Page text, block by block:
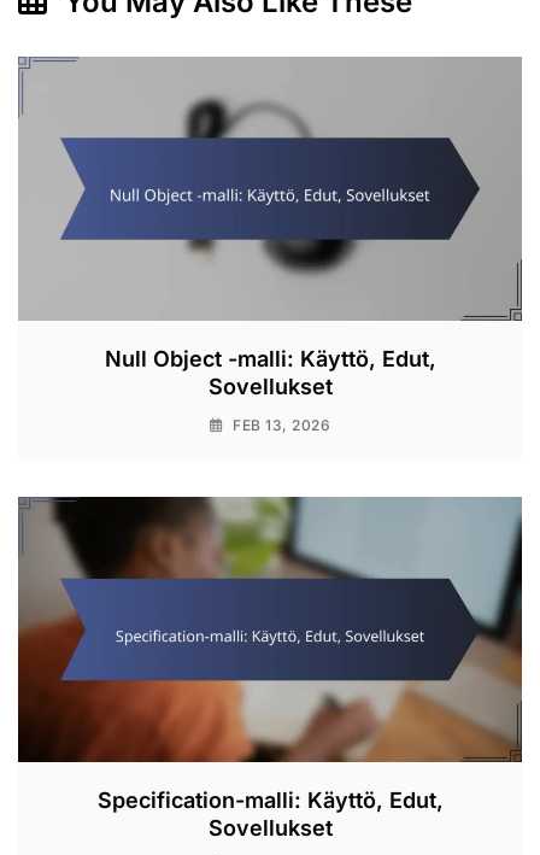
Null Object -malli: Käyttö, Edut,
Sovellukset
FEB 13, 2026
Specification-malli: Käyttö, Edut,
Sovellukset